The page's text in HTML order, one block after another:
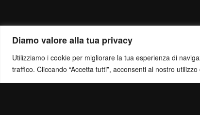
Diamo valore alla tua privacy
Utilizziamo i cookie per migliorare la tua esperienza di
traffico. Cliccando “Accetta tutti”, acconsenti al nostro